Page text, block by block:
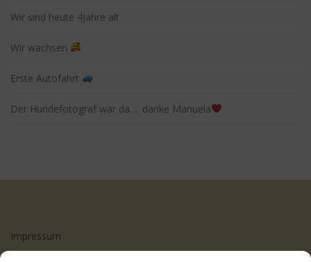
Wir sind heute 4Jahre alt
Wir wachsen
Erste Autofahrt
Der Hundefotograf war da…. danke Manuela
Impressum